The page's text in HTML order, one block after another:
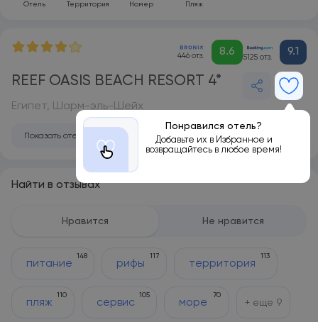
Отель Территория Номер Пляж
446 отз. 8.6 5125 отз. 9.1
REEF OASIS BEACH RESORT 4*
Понравился отель?
Добавьте их в Избранное и
возвращайтесь в любое время!
Египет, Шарм-эль-Шейх
Показать отель на карте
Найти в отзывах
Нравится Не нравится
питание
148
рифы
117
территория
113
пляж
110
сервис
105
море
70
+ еще 9